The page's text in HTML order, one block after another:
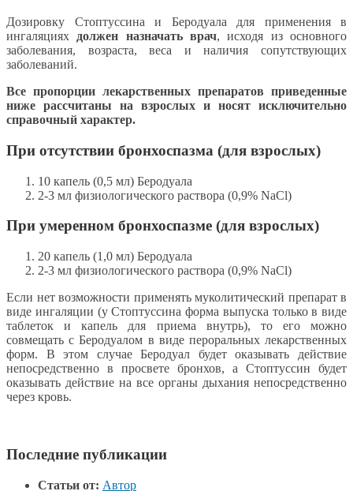
Дозировку Стоптуссина и Беродуала для применения в
ингаляциях должен назначать врач, исходя из основного
заболевания, возраста, веса и наличия сопутствующих
заболеваний.
Все пропорции лекарственных препаратов приведенные
ниже рассчитаны на взрослых и носят исключительно
справочный характер.
При отсутствии бронхоспазма (для взрослых)
10 капель (0,5 мл) Беродуала
2-3 мл физиологического раствора (0,9% NaCl)
При умеренном бронхоспазме (для взрослых)
20 капель (1,0 мл) Беродуала
2-3 мл физиологического раствора (0,9% NaCl)
Если нет возможности применять муколитический препарат в
виде ингаляции (у Стоптуссина форма выпуска только в виде
таблеток и капель для приема внутрь), то его можно
совмещать с Беродуалом в виде пероральных лекарственных
форм. В этом случае Беродуал будет оказывать действие
непосредственно в просвете бронхов, а Стоптуссин будет
оказывать действие на все органы дыхания непосредственно
через кровь.
Последние публикации
Статьи от: Автор